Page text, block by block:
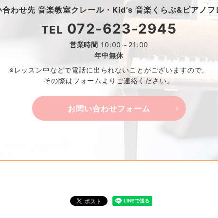
合わせ先 音楽教室クレール・ Kid’s 音楽くらぶ&ピアノフ
TEL 072-623-2945
営業時間 10:00～21:00
年中無休
※レッスン中などで電話に出られないことがございますので、
その際はフォームよりご連絡ください。
お問い合わせフォーム